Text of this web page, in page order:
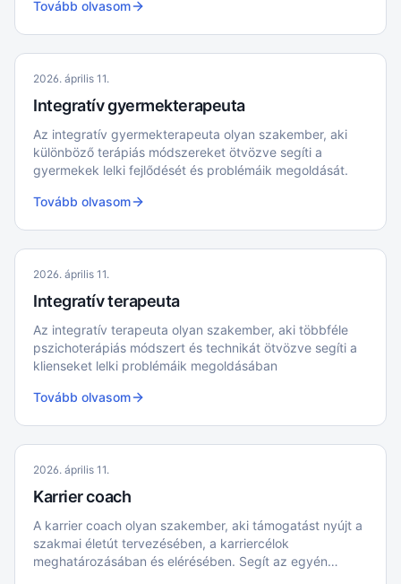
családhoz hasonlíthatók, ahol különböző tagok
Tovább olvasom
2026. április 11.
Integratív gyermekterapeuta
Az integratív gyermekterapeuta olyan szakember, aki
különböző terápiás módszereket ötvözve segíti a
gyermekek lelki fejlődését és problémáik megoldását.
Tovább olvasom
2026. április 11.
Integratív terapeuta
Az integratív terapeuta olyan szakember, aki többféle
pszichoterápiás módszert és technikát ötvözve segíti a
klienseket lelki problémáik megoldásában
Tovább olvasom
2026. április 11.
Karrier coach
A karrier coach olyan szakember, aki támogatást nyújt a
szakmai életút tervezésében, a karriercélok
meghatározásában és elérésében. Segít az egyén